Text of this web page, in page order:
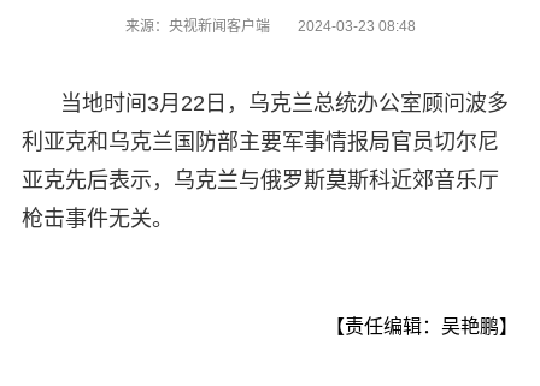
来源：央视新闻客户端 2024-03-23 08:48
当地时间3月22日，乌克兰总统办公室顾问波多
利亚克和乌克兰国防部主要军事情报局官员切尔尼
亚克先后表示，乌克兰与俄罗斯莫斯科近郊音乐厅
枪击事件无关。
【责任编辑：吴艳鹏】